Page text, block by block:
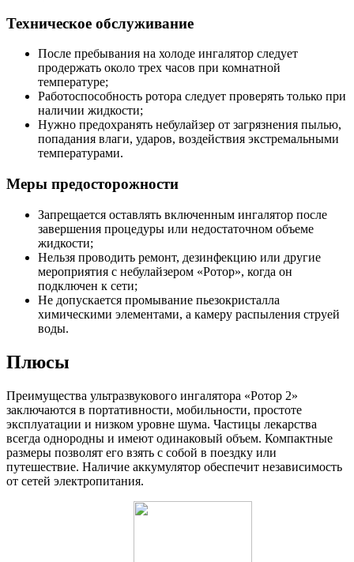
Техническое обслуживание
После пребывания на холоде ингалятор следует
продержать около трех часов при комнатной
температуре;
Работоспособность ротора следует проверять только при
наличии жидкости;
Нужно предохранять небулайзер от загрязнения пылью,
попадания влаги, ударов, воздействия экстремальными
температурами.
Меры предосторожности
Запрещается оставлять включенным ингалятор после
завершения процедуры или недостаточном объеме
жидкости;
Нельзя проводить ремонт, дезинфекцию или другие
мероприятия с небулайзером «Ротор», когда он
подключен к сети;
Не допускается промывание пьезокристалла
химическими элементами, а камеру распыления струей
воды.
Плюсы
Преимущества ультразвукового ингалятора «Ротор 2»
заключаются в портативности, мобильности, простоте
эксплуатации и низком уровне шума. Частицы лекарства
всегда однородны и имеют одинаковый объем. Компактные
размеры позволят его взять с собой в поездку или
путешествие. Наличие аккумулятор обеспечит независимость
от сетей электропитания.